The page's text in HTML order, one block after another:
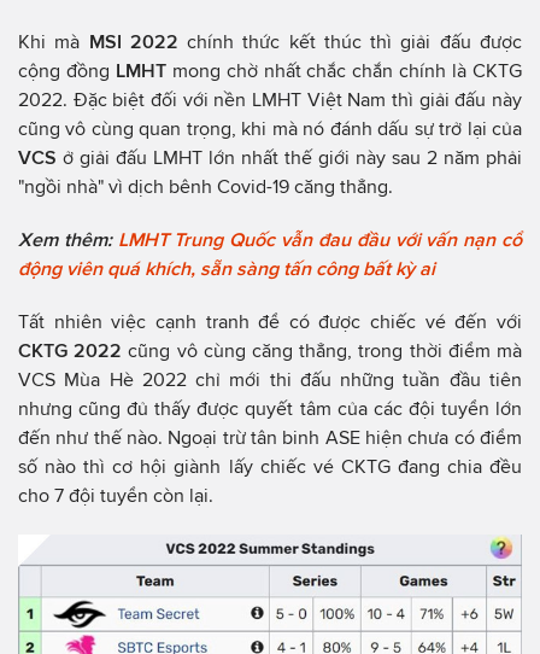
Khi mà MSI 2022 chính thức kết thúc thì giải đấu được
cộng đồng LMHTmong chờ nhất chắc chắn chính là CKTG
2022. Đặc biệt đối với nền LMHT Việt Nam thì giải đấu này
cũng vô cùng quan trọng, khi mà nó đánh dấu sự trở lại của
VCS ở giải đấu LMHT lớn nhất thế giới này sau 2 năm phải
"ngồi nhà" vì dịch bênh Covid-19 căng thẳng.
Xem thêm: LMHT Trung Quốc vẫn đau đầu với vấn nạn cổ
động viên quá khích, sẵn sàng tấn công bất kỳ ai
Tất nhiên việc cạnh tranh để có được chiếc vé đến với
CKTG 2022 cũng vô cùng căng thẳng, trong thời điểm mà
VCS Mùa Hè 2022 chỉ mới thi đấu những tuần đầu tiên
nhưng cũng đủ thấy được quyết tâm của các đội tuyển lớn
đến như thế nào. Ngoại trừ tân binh ASE hiện chưa có điểm
số nào thì cơ hội giành lấy chiếc vé CKTG đang chia đều
cho 7 đội tuyển còn lại.